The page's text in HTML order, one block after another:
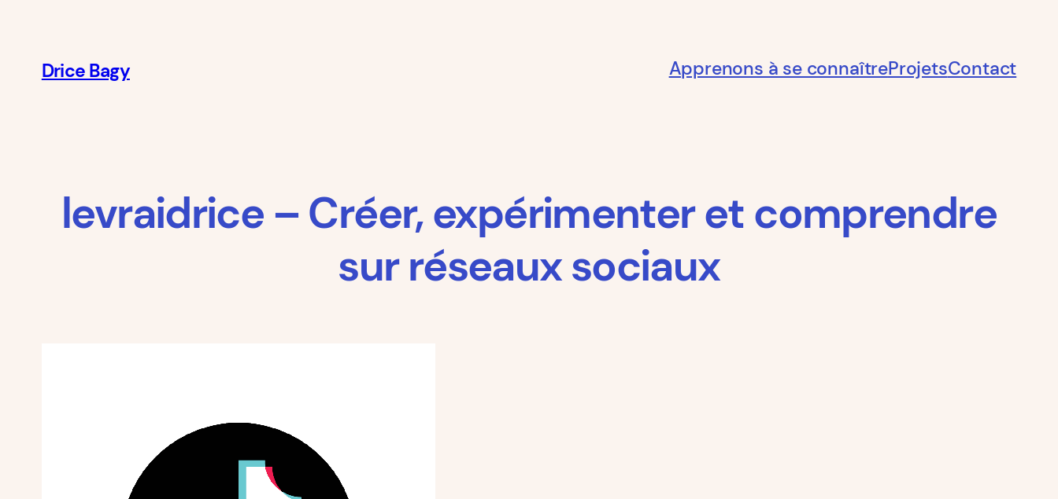
contenuDrice Bagy Apprenons à se connaîtreProjetsContact
levraidrice – Créer, expérimenter et comprendre
sur réseaux sociaux